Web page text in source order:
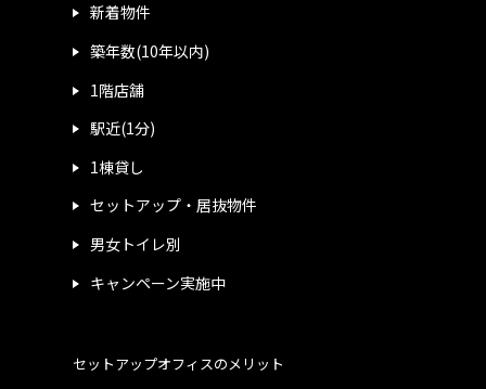
新着物件
築年数(10年以内)
1階店舗
駅近(1分)
1棟貸し
セットアップ・居抜物件
男女トイレ別
キャンペーン実施中
セットアップオフィスのメリット